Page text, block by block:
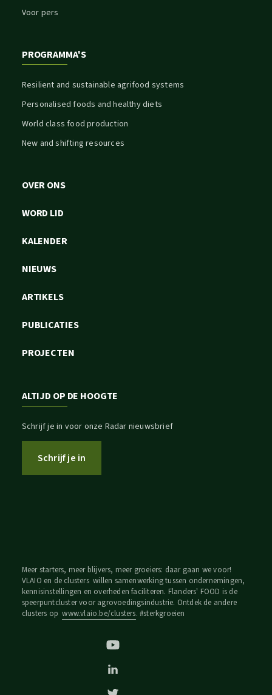
Voor pers
PROGRAMMA'S
Resilient and sustainable agrifood systems
Personalised foods and healthy diets
World class food production
New and shifting resources
OVER ONS
WORD LID
KALENDER
NIEUWS
ARTIKELS
PUBLICATIES
PROJECTEN
ALTIJD OP DE HOOGTE
Schrijf je in voor onze Radar nieuwsbrief
Schrijf je in
Meer starters, meer blijvers, meer groeiers: daar gaan we voor!
VLAIO en de clusters willen samenwerking tussen ondernemingen,
kennisinstellingen en overheden faciliteren. Flanders' FOOD is de
speerpuntcluster voor agrovoedingsindustrie. Ontdek de andere
clusters opwww.vlaio.be/clusters. #sterkgroeien